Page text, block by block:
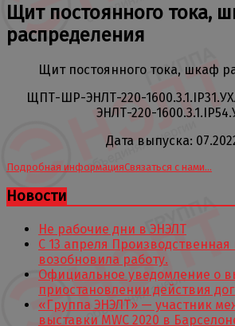
Щит постоянного тока,
распределения
Щит постоянного тока, шкаф
ЩПТ-ШР-ЭНЛТ-220-
ЭНЛТ-220-
Дата выпуска:
Подробная информацияСвязаться с нами…
Новости
Не рабочие дни в ЭНЭЛТ
С 13 апреля
возобновила работу.
Официальное уведомление о
приостановлении действия
«Группа ЭНЭЛТ» — участник
выставки MWC 2020 в